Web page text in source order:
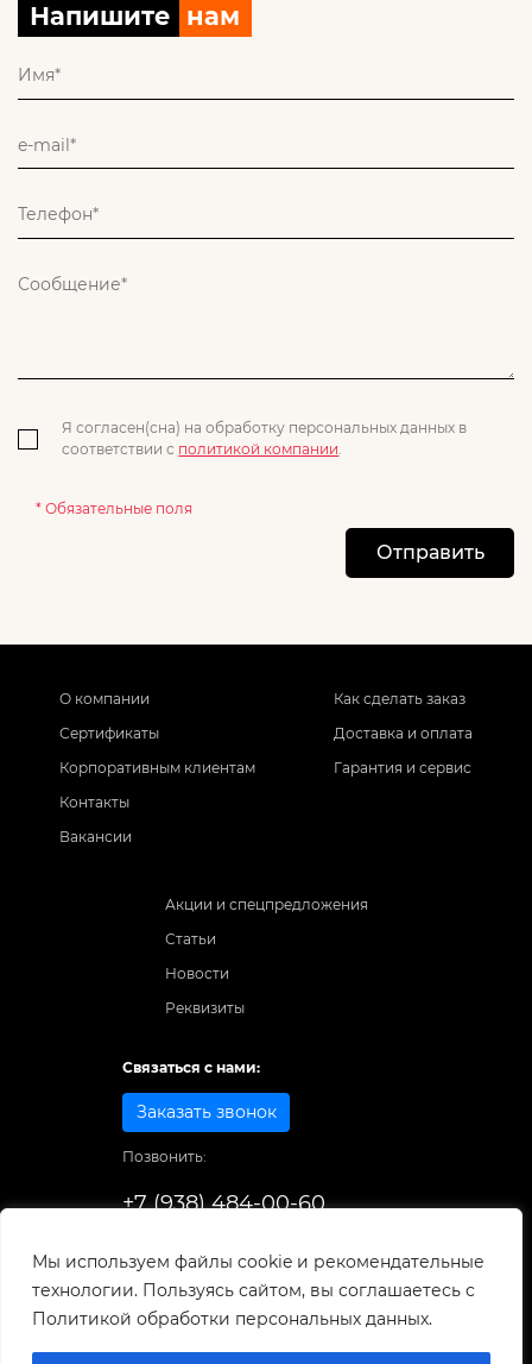
Мы используем файлы cookie и рекомендательные
технологии. Пользуясь сайтом, вы соглашаетесь с
Политикой обработки персональных данных.
Напишите нам
Я согласен(сна) на обработку персональных данных в
соответствии с политикой компании.
* Обязательные поля
Отправить
О компании
Сертификаты
Корпоративным клиентам
Контакты
Вакансии
Как сделать заказ
Доставка и оплата
Гарантия и сервис
Акции и спецпредложения
Статьи
Новости
Реквизиты
Связаться с нами:
Заказать звонок
Позвонить:
+7 (938) 484-00-60
© 1998-2025